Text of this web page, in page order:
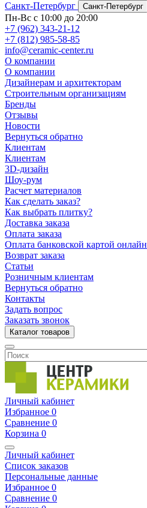
Санкт-Петербург
Санкт-Петербург
Пн-Вс с 10:00 до 20:00
+7 (962) 343-21-12
+7 (812) 985-58-85
info@ceramic-center.ru
О компании
О компании
Дизайнерам и архитекторам
Строительным организациям
Бренды
Отзывы
Новости
Вернуться обратно
Клиентам
Клиентам
3D-дизайн
Шоу-рум
Расчет материалов
Как сделать заказ?
Как выбрать плитку?
Доставка заказа
Оплата заказа
Оплата банковской картой онлайн
Возврат заказа
Статьи
Розничным клиентам
Вернуться обратно
Контакты
Задать вопрос
Заказать звонок
Каталог товаров
Личный кабинет
Избранное 0
Сравнение 0
Корзина 0
Личный кабинет
Список заказов
Персональные данные
Избранное 0
Сравнение 0